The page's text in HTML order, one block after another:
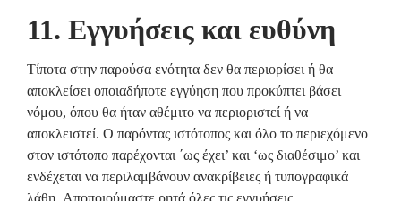
11. Εγγυήσεις και ευθύνη
Τίποτα στην παρούσα ενότητα δεν θα περιορίσει ή θα
αποκλείσει οποιαδήποτε εγγύηση που προκύπτει βάσει
νόμου, όπου θα ήταν αθέμιτο να περιοριστεί ή να
αποκλειστεί. Ο παρόντας ιστότοπος και όλο το περιεχόμενο
στον ιστότοπο παρέχονται ΄ως έχει’ και ‘ως διαθέσιμο’ και
ενδέχεται να περιλαμβάνουν ανακρίβειες ή τυπογραφικά
λάθη. Αποποιούμαστε ρητά όλες τις εγγυήσεις